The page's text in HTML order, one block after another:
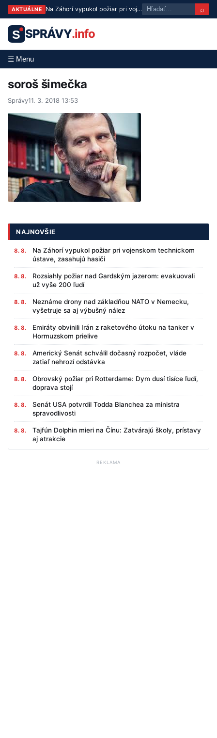
AKTUÁLNE Na Záhorí vypukol požiar pri vojenskom technickom ústave, zasahujú hasiči ⌕
S SPRÁVY.info
☰ Menu
soroš šimečka
Správy11. 3. 2018 13:53
NAJNOVŠIE
8. 8.
Na Záhorí vypukol požiar pri vojenskom technickom
ústave, zasahujú hasiči
8. 8.
Rozsiahly požiar nad Gardským jazerom: evakuovali
už vyše 200 ľudí
8. 8.
Neznáme drony nad základňou NATO v Nemecku,
vyšetruje sa aj výbušný nález
8. 8.
Emiráty obvinili Irán z raketového útoku na tanker v
Hormuzskom prielive
8. 8.
Americký Senát schválil dočasný rozpočet, vláde
zatiaľ nehrozí odstávka
8. 8.
Obrovský požiar pri Rotterdame: Dym dusí tisíce ľudí,
doprava stojí
8. 8.
Senát USA potvrdil Todda Blanchea za ministra
spravodlivosti
8. 8.
Tajfún Dolphin mieri na Čínu: Zatvárajú školy, prístavy
aj atrakcie
REKLAMA